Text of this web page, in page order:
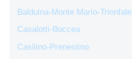
Balduina-Monte Mario-Trionfale
Casalotti-Boccea
Casilino-Prenestino